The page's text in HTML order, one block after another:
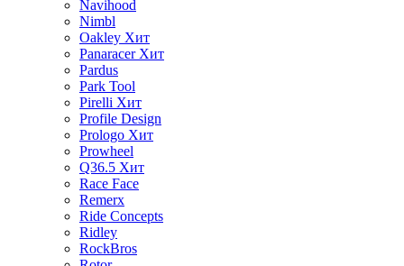
Navihood
Nimbl
Oakley Хит
Panaracer Хит
Pardus
Park Tool
Pirelli Хит
Profile Design
Prologo Хит
Prowheel
Q36.5 Хит
Race Face
Remerx
Ride Concepts
Ridley
RockBros